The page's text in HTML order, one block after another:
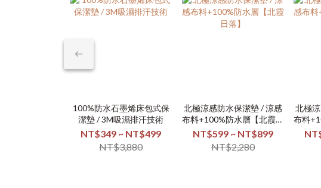
100%防水石墨烯床包式保
潔墊 / 3M吸濕排汗技術
NT$349 ~ NT$499
NT$3,880
北極涼感防水保潔墊 / 涼感
布料+100%防水層【北霞日
落】
NT$599 ~ NT$899
NT$2,280
北極
布料